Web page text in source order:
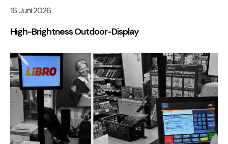
16. Juni 2026
High-Brightness Outdoor-Display